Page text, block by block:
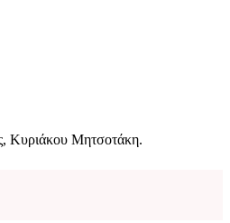
Κυριάκου Μητσοτάκη.